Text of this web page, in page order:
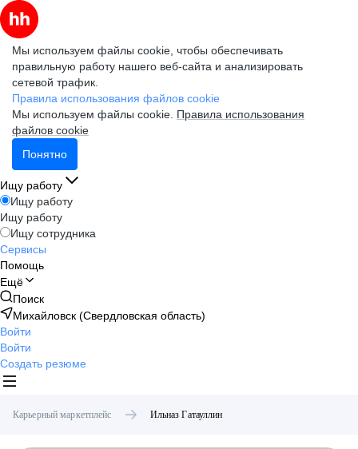
Мы используем файлы cookie, чтобы обеспечивать
правильную работу нашего веб-сайта и анализировать
сетевой трафик.
Правила использования файлов cookie
Мы используем файлы cookie. Правила использования
файлов cookie
Понятно
Ищу работу
Ищу работу
Ищу работу
Ищу сотрудника
Сервисы
Помощь
Ещё
Поиск
Михайловск (Свердловская область)
Войти
Войти
Создать резюме
Карьерный маркетплейс Ильназ Гатауллин